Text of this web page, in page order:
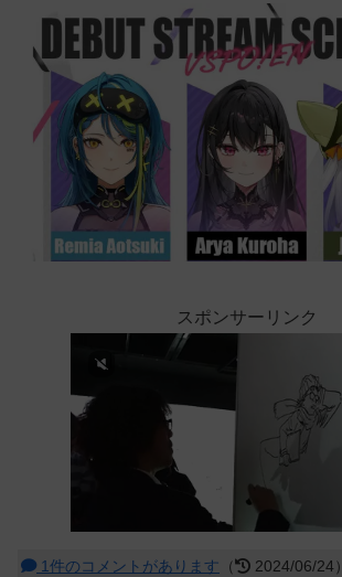
スポンサーリンク
1件のコメントがあります （ 2024/06/24）